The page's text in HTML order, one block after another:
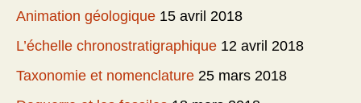
Animation géologique 15 avril 2018
L’échelle chronostratigraphique 12 avril 2018
Taxonomie et nomenclature 25 mars 2018